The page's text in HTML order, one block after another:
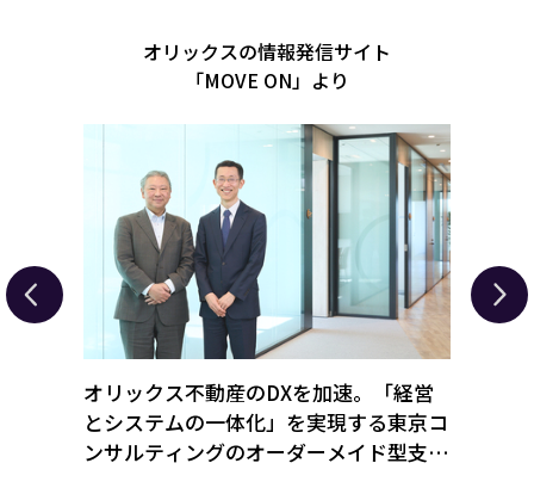
オリックスの情報発信サイト
「MOVE ON」より
オリックス不動産のDXを加速。「経営
とシステムの一体化」を実現する東京コ
ンサルティングのオーダーメイド型支援